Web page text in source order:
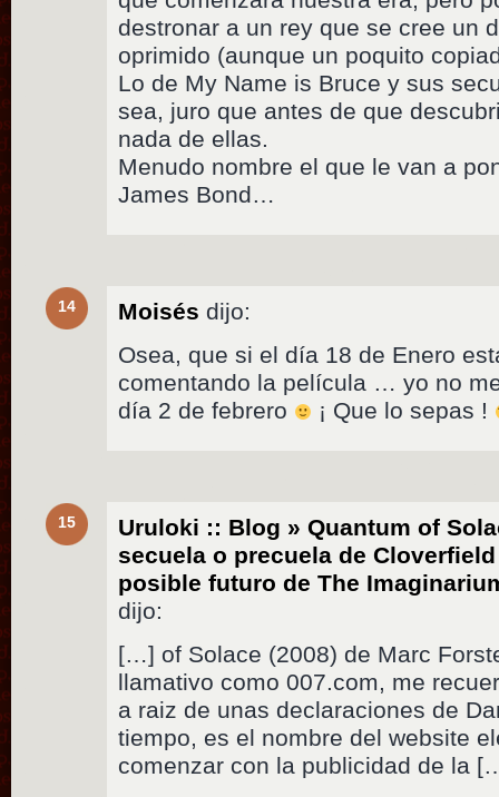
destronar a un rey que se cree un
oprimido (aunque un poquito
Lo de My Name is Bruce y sus
sea, juro que antes de que
nada de ellas.
Menudo nombre el que le van a
James Bond…
14 Moisés dijo:
Osea, que si el día 18 de Enero
comentando la película … yo no
día 2 de febrero
¡ Que lo sepas !
15
Uruloki :: Blog » Quantum of
secuela o precuela de
posible futuro de The
dijo:
[…] of Solace (2008) de Marc
llamativo como 007.com, me
a raiz de unas declaraciones de
tiempo, es el nombre del website
comenzar con la publicidad de la